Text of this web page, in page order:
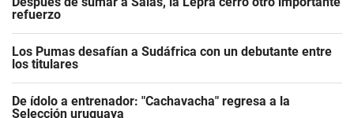
refuerzo
Los Pumas desafían a Sudáfrica con un debutante entre
los titulares
De ídolo a entrenador: "Cachavacha" regresa a la
Selección uruguaya